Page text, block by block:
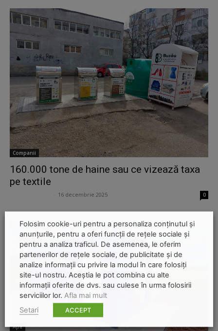
Companii
160.000 tone de haine sau ce vizează taxa
pe textile
16 decembrie 2025 0
Apa
Folosim cookie-uri pentru a personaliza conținutul și
anunțurile, pentru a oferi funcții de rețele sociale și
pentru a analiza traficul. De asemenea, le oferim
partenerilor de rețele sociale, de publicitate și de
analize informații cu privire la modul în care folosiți
site-ul nostru. Aceștia le pot combina cu alte
informații oferite de dvs. sau culese în urma folosirii
serviciilor lor. Afla mai mult
Setari
ACCEPT